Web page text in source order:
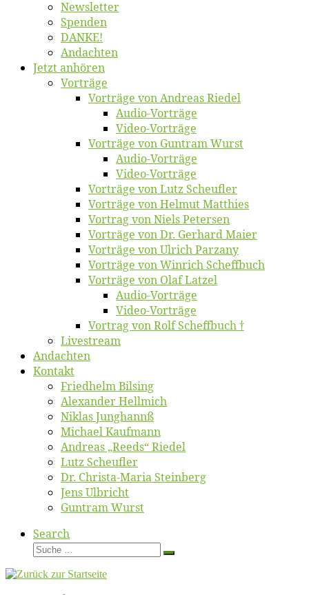
News­let­ter
Spen­den
DANKE!
An­dach­ten
Jetzt an­hö­ren
Vor­trä­ge
Vor­trä­ge von An­dre­as Riedel
Au­dio-Vor­trä­ge
Vi­deo-Vor­trä­ge
Vor­trä­ge von Gun­tram Wurst
Au­dio-Vor­trä­ge
Vi­deo-Vor­trä­ge
Vor­trä­ge von Lutz Scheufler
Vor­trä­ge von Hel­mut Matthies
Vor­trag von Niels Petersen
Vor­trä­ge von Dr. Ger­hard Maier
Vor­trä­ge von Ul­rich Parzany
Vor­trä­ge von Win­rich Scheffbuch
Vor­trä­ge von Olaf Latzel
Au­dio-Vor­trä­ge
Vi­deo-Vor­trä­ge
Vor­trag von Rolf Scheffbuch †
Live­stream
An­dach­ten
Kon­takt
Fried­helm Bilsing
Alex­an­der Hellmich
Ni­klas Junghannß
Mi­cha­el Kaufmann
An­dre­as „Reeds“ Riedel
Lutz Scheuf­ler
Dr. Chris­­ta-Ma­ria Steinberg
Jens Ulb­richt
Gun­tram Wurst
Search
Suche
Suche